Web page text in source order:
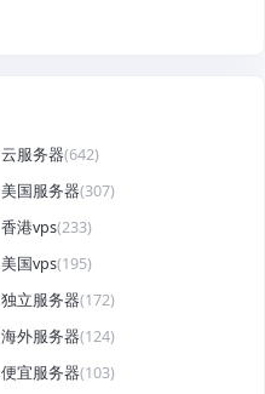
云服务器(642)
美国服务器(307)
香港vps(233)
美国vps(195)
独立服务器(172)
海外服务器(124)
便宜服务器(103)